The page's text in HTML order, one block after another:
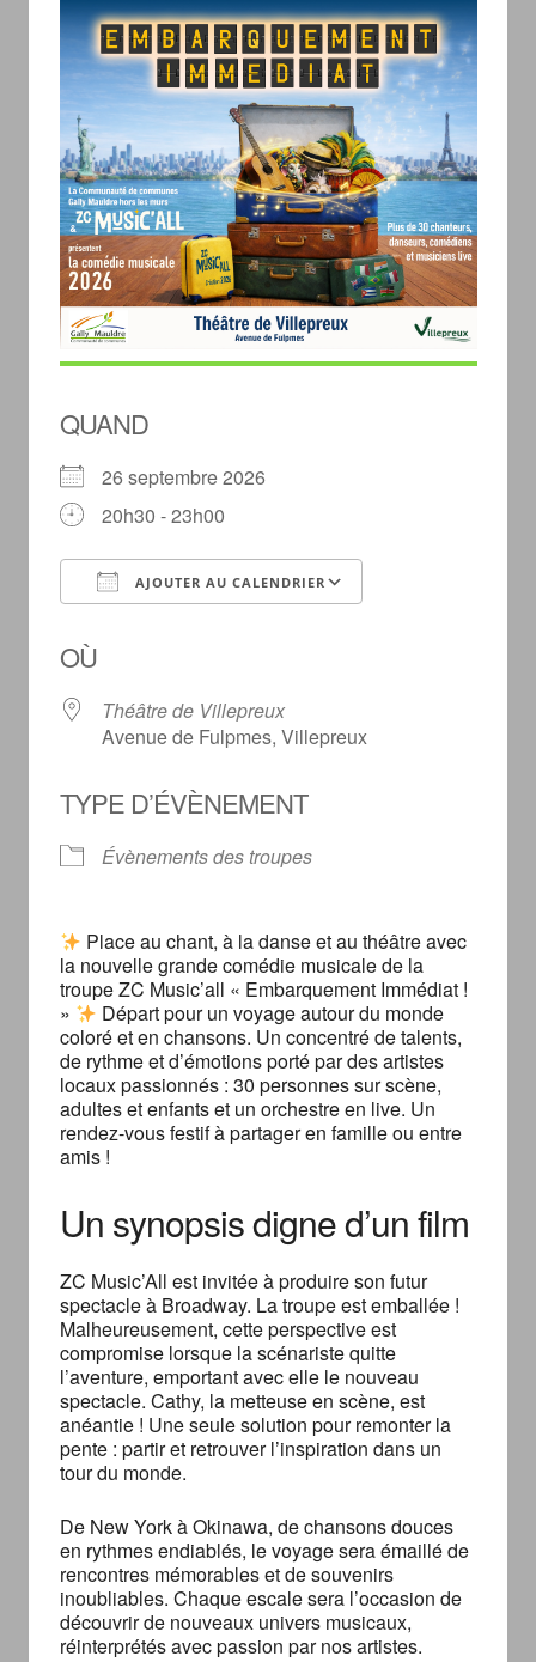
QUAND
26 septembre 2026
20h30 - 23h00
AJOUTER AU CALENDRIER
OÙ
Théâtre de Villepreux
Avenue de Fulpmes, Villepreux
TYPE D’ÉVÈNEMENT
Évènements des troupes
Place au chant, à la danse et au théâtre avec
la nouvelle grande comédie musicale de la
troupe ZC Music’all « Embarquement Immédiat !
»
Départ pour un voyage autour du monde
coloré et en chansons. Un concentré de talents,
de rythme et d’émotions porté par des artistes
locaux passionnés : 30 personnes sur scène,
adultes et enfants et un orchestre en live. Un
rendez-vous festif à partager en famille ou entre
amis !
Un synopsis digne d’un film
ZC Music’All est invitée à produire son futur
spectacle à Broadway. La troupe est emballée !
Malheureusement, cette perspective est
compromise lorsque la scénariste quitte
l’aventure, emportant avec elle le nouveau
spectacle. Cathy, la metteuse en scène, est
anéantie ! Une seule solution pour remonter la
pente : partir et retrouver l’inspiration dans un
tour du monde.
De New York à Okinawa, de chansons douces
en rythmes endiablés, le voyage sera émaillé de
rencontres mémorables et de souvenirs
inoubliables. Chaque escale sera l’occasion de
découvrir de nouveaux univers musicaux,
réinterprétés avec passion par nos artistes.